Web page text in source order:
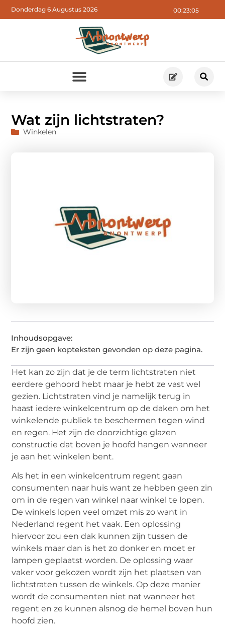
00:23:06
Donderdag 6 Augustus 2026
Wat zijn lichtstraten?
Winkelen
Inhoudsopgave:
Er zijn geen kopteksten gevonden op deze pagina.
Het kan zo zijn dat je de term lichtstraten niet
eerdere gehoord hebt maar je hebt ze vast wel
gezien. Lichtstraten vind je namelijk terug in
haast iedere winkelcentrum op de daken om het
winkelende publiek te beschermen tegen wind
en regen. Het zijn de doorzichtige glazen
constructie dat boven je hoofd hangen wanneer
je aan het winkelen bent.
Als het in een winkelcentrum regent gaan
consumenten naar huis want ze hebben geen zin
om in de regen van winkel naar winkel te lopen.
De winkels lopen veel omzet mis zo want in
Nederland regent het vaak. Een oplossing
hiervoor zou een dak kunnen zijn tussen de
winkels maar dan is het zo donker en moet er
lampen geplaatst worden. De oplossing waar
vaker voor gekozen wordt zijn het plaatsen van
lichtstraten tussen de winkels. Op deze manier
wordt de consumenten niet nat wanneer het
regent en ze kunnen alsnog de hemel boven hun
hoofd zien.